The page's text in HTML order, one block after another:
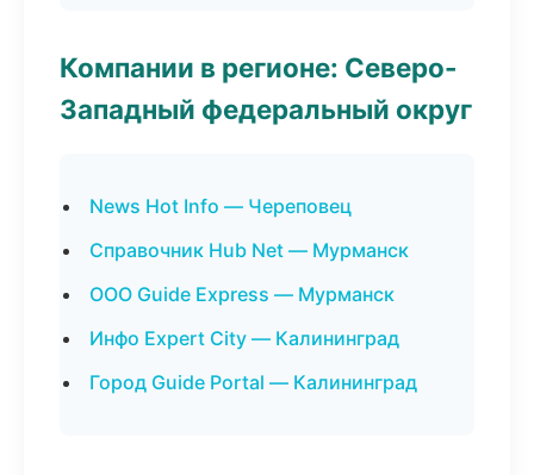
Компании в регионе: Северо-
Западный федеральный округ
News Hot Info — Череповец
Справочник Hub Net — Мурманск
ООО Guide Express — Мурманск
Инфо Expert City — Калининград
Город Guide Portal — Калининград